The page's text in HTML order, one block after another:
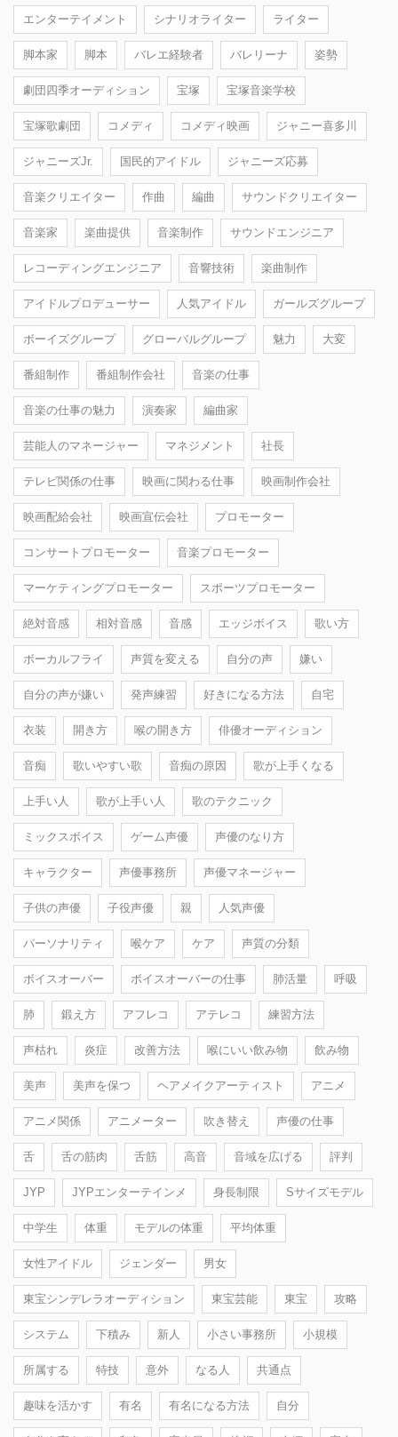
エンターテイメント シナリオライター ライター
脚本家 脚本 バレエ経験者 バレリーナ 姿勢
劇団四季オーディション 宝塚 宝塚音楽学校
宝塚歌劇団 コメディ コメディ映画 ジャニー喜多川
ジャニーズJr. 国民的アイドル ジャニーズ応募
音楽クリエイター 作曲 編曲 サウンドクリエイター
音楽家 楽曲提供 音楽制作 サウンドエンジニア
レコーディングエンジニア 音響技術 楽曲制作
アイドルプロデューサー 人気アイドル ガールズグループ
ボーイズグループ グローバルグループ 魅力 大変
番組制作 番組制作会社 音楽の仕事
音楽の仕事の魅力 演奏家 編曲家
芸能人のマネージャー マネジメント 社長
テレビ関係の仕事 映画に関わる仕事 映画制作会社
映画配給会社 映画宣伝会社 プロモーター
コンサートプロモーター 音楽プロモーター
マーケティングプロモーター スポーツプロモーター
絶対音感 相対音感 音感 エッジボイス 歌い方
ボーカルフライ 声質を変える 自分の声 嫌い
自分の声が嫌い 発声練習 好きになる方法 自宅
衣装 開き方 喉の開き方 俳優オーディション
音痴 歌いやすい歌 音痴の原因 歌が上手くなる
上手い人 歌が上手い人 歌のテクニック
ミックスボイス ゲーム声優 声優のなり方
キャラクター 声優事務所 声優マネージャー
子供の声優 子役声優 親 人気声優
パーソナリティ 喉ケア ケア 声質の分類
ボイスオーバー ボイスオーバーの仕事 肺活量 呼吸
肺 鍛え方 アフレコ アテレコ 練習方法
声枯れ 炎症 改善方法 喉にいい飲み物 飲み物
美声 美声を保つ ヘアメイクアーティスト アニメ
アニメ関係 アニメーター 吹き替え 声優の仕事
舌 舌の筋肉 舌筋 高音 音域を広げる 評判
JYP JYPエンターテインメ 身長制限 Sサイズモデル
中学生 体重 モデルの体重 平均体重
女性アイドル ジェンダー 男女
東宝シンデレラオーディション 東宝芸能 東宝 攻略
システム 下積み 新人 小さい事務所 小規模
所属する 特技 意外 なる人 共通点
趣味を活かす 有名 有名になる方法 自分